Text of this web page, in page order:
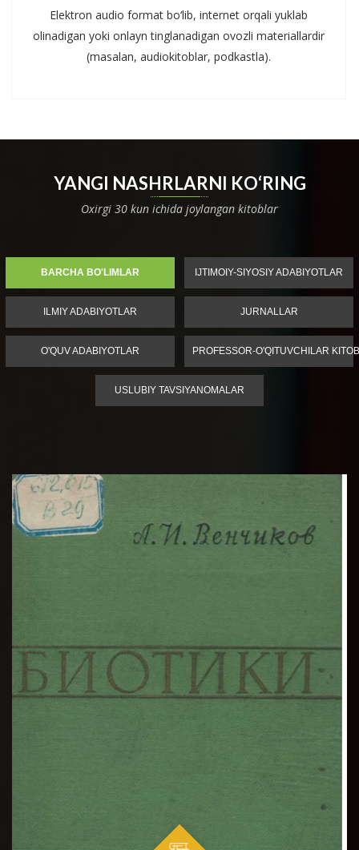
Elektron audio format bo‘lib, internet orqali yuklab
olinadigan yoki onlayn tinglanadigan ovozli materiallardir
(masalan, audiokitoblar, podkastla).
YANGI NASHRLARNI KO‘RING
Oxirgi 30 kun ichida joylangan kitoblar
BARCHA BO'LIMLAR IJTIMOIY-SIYOSIY ADABIYOTLAR
ILMIY ADABIYOTLAR JURNALLAR
O'QUV ADABIYOTLAR PROFESSOR-O'QITUVCHILAR
USLUBIY TAVSIYANOMALAR